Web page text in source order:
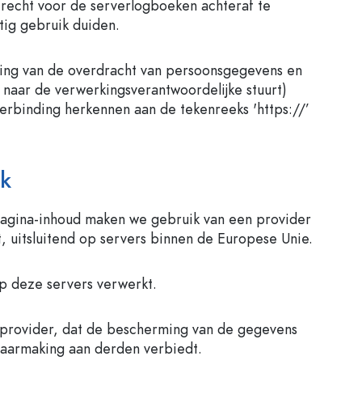
voor de serverlogboeken achteraf te
gebruik duiden.
van de overdracht van persoonsgegevens en
de verwerkingsverantwoordelijke stuurt)
herkennen aan de tekenreeks 'https://’
inhoud maken we gebruik van een provider
op servers binnen de Europese Unie.
deze servers verwerkt.
dat de bescherming van de gegevens
aan derden verbiedt.